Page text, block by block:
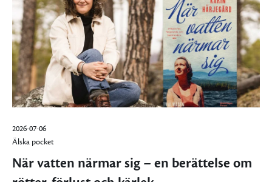
2026-07-06
Älska pocket
När vatten närmar sig – en berättelse om